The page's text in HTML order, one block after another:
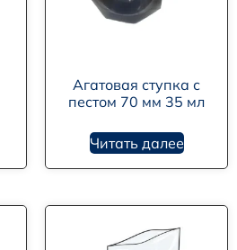
Агатовая ступка с
пестом 70 мм 35 мл
Читать далее